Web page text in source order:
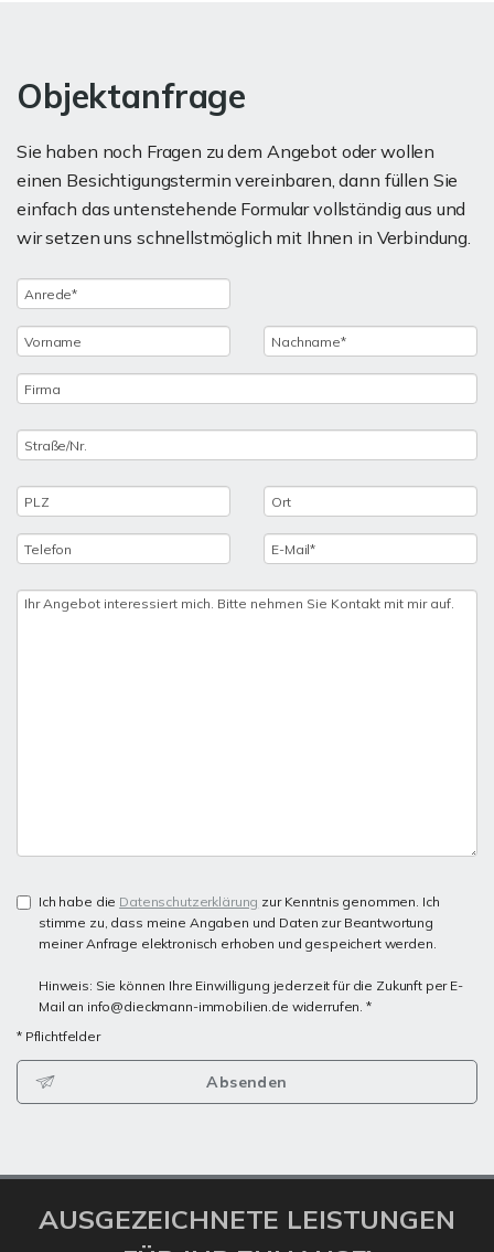
Objektanfrage
Sie haben noch Fragen zu dem Angebot oder wollen
einen Besichtigungstermin vereinbaren, dann füllen Sie
einfach das untenstehende Formular vollständig aus und
wir setzen uns schnellstmöglich mit Ihnen in Verbindung.
Ich habe die Datenschutzerklärung zur Kenntnis genommen. Ich
stimme zu, dass meine Angaben und Daten zur Beantwortung
meiner Anfrage elektronisch erhoben und gespeichert werden.
Hinweis: Sie können Ihre Einwilligung jederzeit für die Zukunft per E-
Mail an info@dieckmann-immobilien.de widerrufen. *
* Pflichtfelder
Absenden
AUSGEZEICHNETE LEISTUNGEN